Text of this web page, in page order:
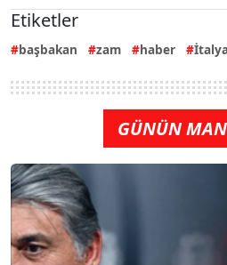
Etiketler
başbakan zam haber
GÜNÜN